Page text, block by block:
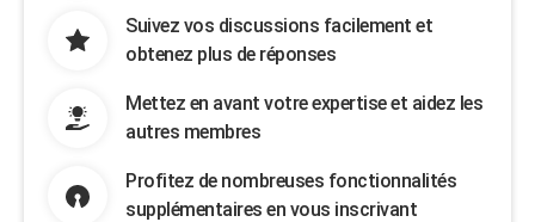
Suivez vos discussions facilement et
obtenez plus de réponses
Mettez en avant votre expertise et aidez les
autres membres
Profitez de nombreuses fonctionnalités
supplémentaires en vous inscrivant